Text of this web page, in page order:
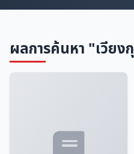
ผลการค้นหา "เวียง